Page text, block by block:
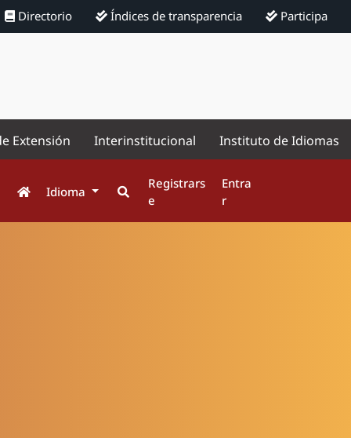
Directorio Índices de transparencia Participa
Extensión Interinstitucional Instituto de Idiomas
Idioma
Registrars
e
Entra
r